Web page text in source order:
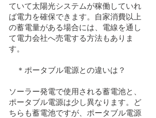
ていて太陽光システムが稼働していれ
ば電力を確保できます。自家消費以上
の蓄電量がある場合には、電線を通し
て電力会社へ売電する方法もありま
す。
＊ポータブル電源との違いは？
ソーラー発電で使用される蓄電池と、
ポータブル電源は少し異なります。ど
ちらも蓄電池ですが、ポータブル電源